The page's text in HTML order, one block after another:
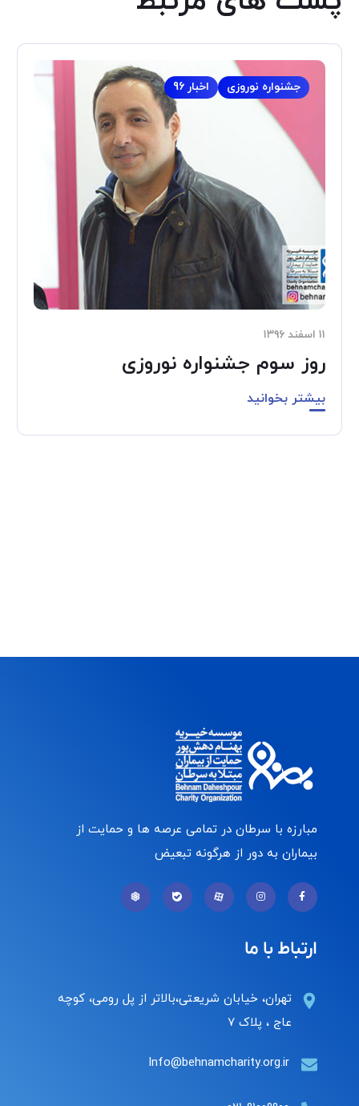
اخبار 96 جشنواره نوروزی
۱۱ اسفند ۱۳۹۶
روز سوم جشنواره نوروزی
بیشتر بخوانید
مبارزه با سرطان در تمامی عرصه ها و حمایت از
بیماران به دور از هرگونه تبعیض
ارتباط با ما
تهران، خیابان شریعتی،بالاتر از پل رومی، کوچه
عاج ، پلاک ۷
Info@behnamcharity.org.ir